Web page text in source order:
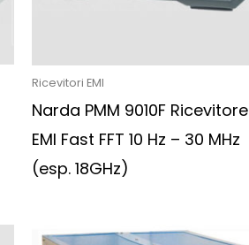
Ricevitori EMI
Narda PMM 9010F Ricevitore
EMI Fast FFT 10 Hz – 30 MHz
(esp. 18GHz)